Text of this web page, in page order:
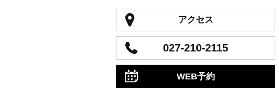
アクセス
027-210-2115
WEB予約